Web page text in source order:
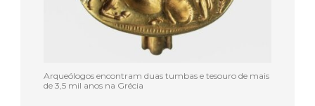
Arqueólogos encontram duas tumbas e tesouro de mais
de 3,5 mil anos na Grécia